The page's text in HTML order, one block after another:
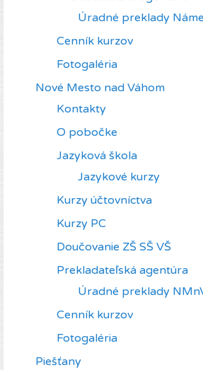
Úradné preklady
Cenník kurzov
Fotogaléria
Nové Mesto nad Váhom
Kontakty
O pobočke
Jazyková škola
Jazykové kurzy
Kurzy účtovníctva
Kurzy PC
Doučovanie ZŠ SŠ VŠ
Prekladateľská agentúra
Úradné preklady
Cenník kurzov
Fotogaléria
Piešťany